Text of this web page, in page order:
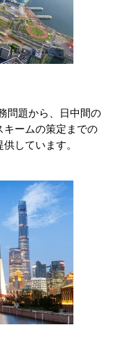
問題から、日中間の
キームの策定までの
しています。